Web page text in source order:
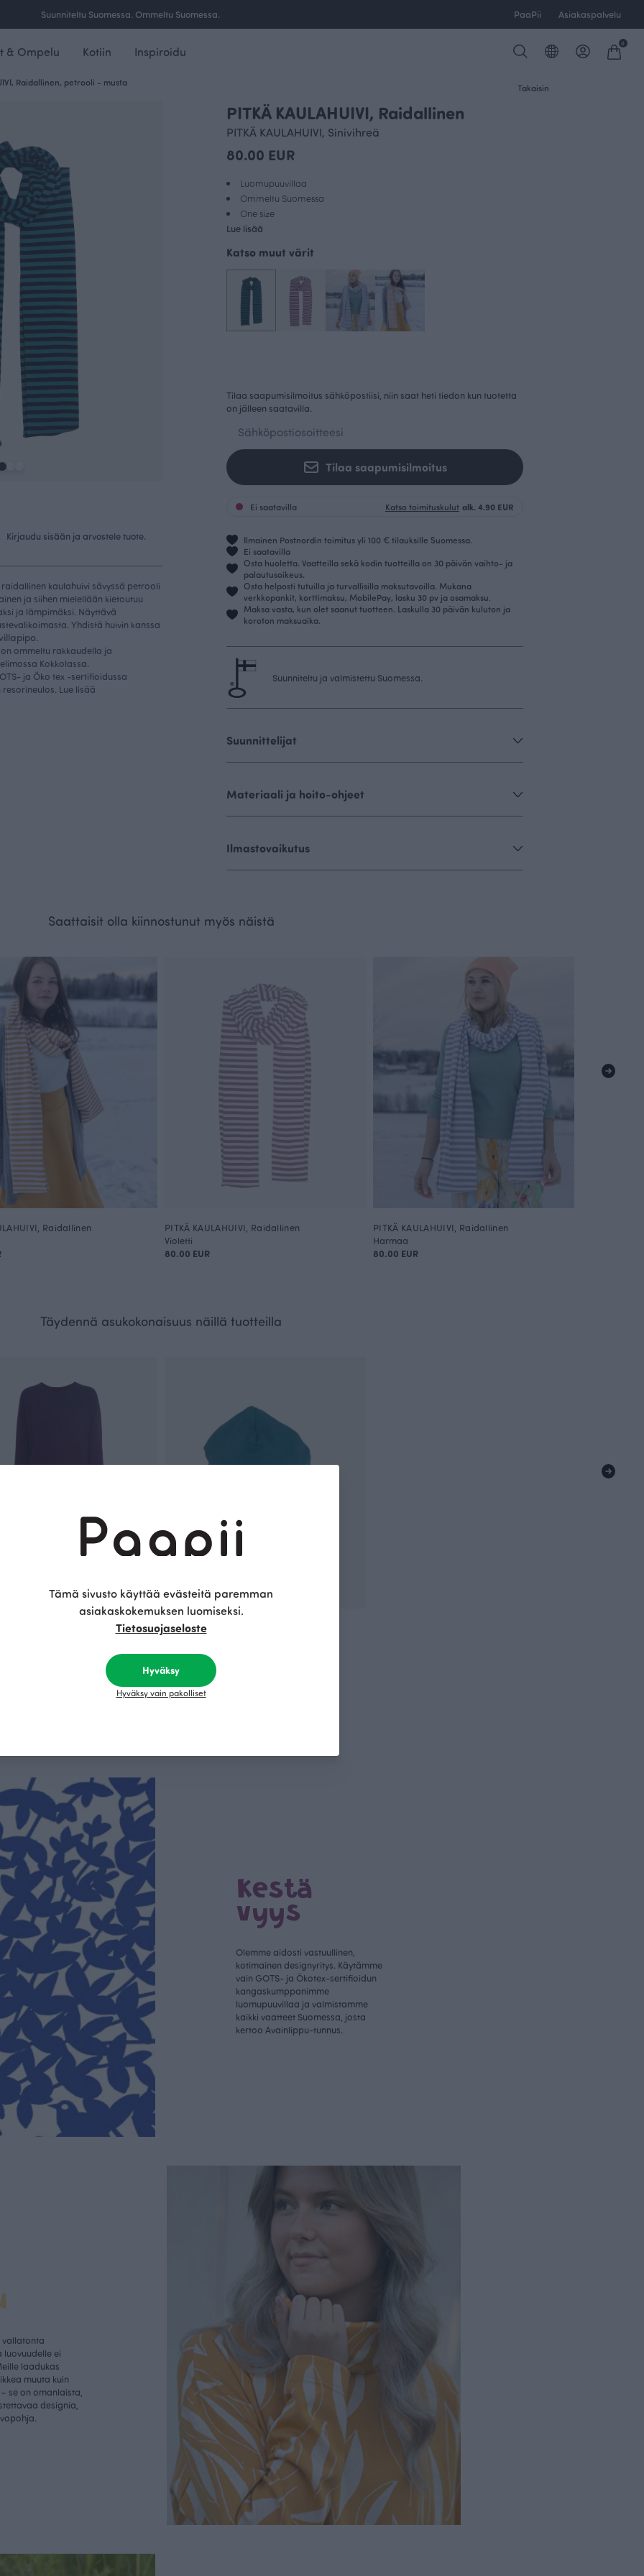
Ilmainen toimitus yli 100 € tilauksille Suomessa. PaaPii Asiakaspalvelu
& Ompelu Kotiin Inspiroidu
0
Raidallinen, petrooli - musta Takaisin
Kirjaudu sisään ja arvostele tuote.
kaulahuivi sävyssä petrooli
ja siihen mielellään kietoutuu
ja lämpimäksi. Näyttävä
Yhdistä huivin kanssa
.
ommeltu rakkaudella ja
Kokkolassa.
ja Öko tex -sertifioidussa
Lue lisää
PITKÄ KAULAHUIVI, Raidallinen
PITKÄ KAULAHUIVI, Sinivihreä
80.00 EUR
Luomupuuvillaa
Ommeltu Suomessa
One size
Lue lisää
Katso muut värit
Tilaa saapumisilmoitus sähköpostiisi, niin saat heti tiedon kun tuotetta
on jälleen saatavilla.
Tilaa saapumisilmoitus
Ei saatavilla Katso toimituskulut alk. 4.90 EUR
Ilmainen Postnordin toimitus yli 100 € tilauksille Suomessa.
Ei saatavilla
Osta huoletta. Vaatteilla sekä kodin tuotteilla on 30 päivän vaihto- ja
palautusoikeus.
Osta helposti tutuilla ja turvallisilla maksutavoilla. Mukana
verkkopankit, korttimaksu, MobilePay, lasku 30 pv ja osamaksu.
Maksa vasta, kun olet saanut tuotteen. Laskulla 30 päivän kuluton ja
koroton maksuaika.
Suunniteltu ja valmistettu Suomessa.
Suunnittelijat
Materiaali ja hoito-ohjeet
Ilmastovaikutus
Saattaisit olla kiinnostunut myös näistä
Raidallinen
PITKÄ KAULAHUIVI, Raidallinen
Violetti
80.00 EUR
PITKÄ KAULAHUIVI, Raidallinen
Harmaa
80.00 EUR
Täydennä asukokonaisuus näillä tuotteilla
luumu
PUUVILLAPIPO, petrooli
35.00 EUR
Kestä
vyys
Olemme aidosti vastuullinen,
kotimainen designyritys. Käytämme
vain GOTS- ja Ökotex-sertifioidun
kangaskumppanimme
luomupuuvillaa ja valmistamme
kaikki vaatteet Suomessa, josta
kertoo Avainlippu-tunnus.
vallatonta
luovuudelle ei
laadukas
muuta kuin
se on omanlaista,
designia,
Tämä sivusto käyttää evästeitä paremman
asiakaskokemuksen luomiseksi.
Tietosuojaseloste
Hyväksy
Hyväksy vain pakolliset